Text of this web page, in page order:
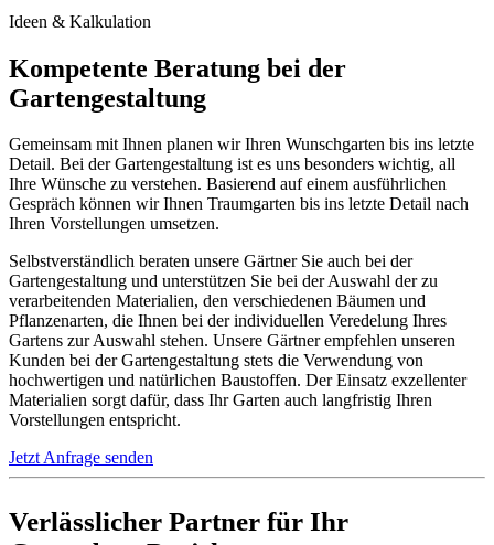
Ideen & Kalkulation
Kompetente Beratung bei der
Gartengestaltung
Gemeinsam mit Ihnen planen wir Ihren Wunschgarten bis ins letzte
Detail. Bei der Gartengestaltung ist es uns besonders wichtig, all
Ihre Wünsche zu verstehen. Basierend auf einem ausführlichen
Gespräch können wir Ihnen Traumgarten bis ins letzte Detail nach
Ihren Vorstellungen umsetzen.
Selbstverständlich beraten unsere Gärtner Sie auch bei der
Gartengestaltung und unterstützen Sie bei der Auswahl der zu
verarbeitenden Materialien, den verschiedenen Bäumen und
Pflanzenarten, die Ihnen bei der individuellen Veredelung Ihres
Gartens zur Auswahl stehen. Unsere Gärtner empfehlen unseren
Kunden bei der Gartengestaltung stets die Verwendung von
hochwertigen und natürlichen Baustoffen. Der Einsatz exzellenter
Materialien sorgt dafür, dass Ihr Garten auch langfristig Ihren
Vorstellungen entspricht.
Jetzt Anfrage senden
Verlässlicher Partner für Ihr